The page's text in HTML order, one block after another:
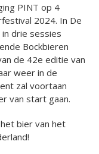
PINT op 4
2024. In De
in drie sessies
Bockbieren
de 42e editie van
weer in de
zal voortaan
van start gaan.
bier van het